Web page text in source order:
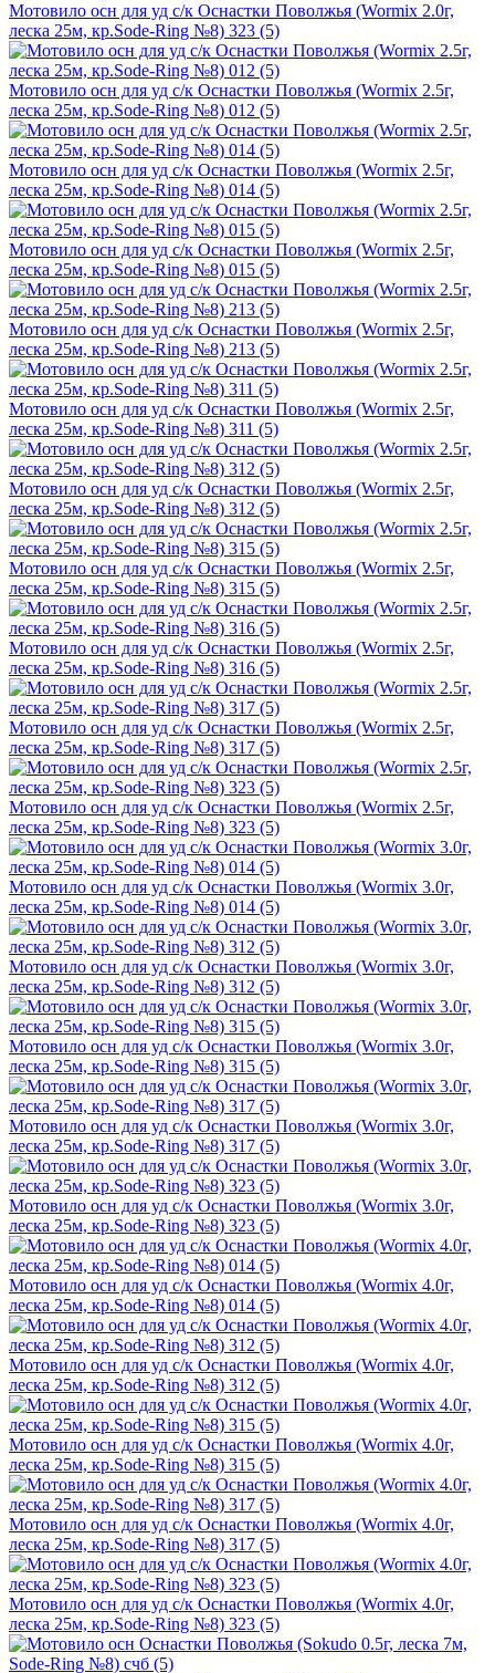
Мотовило осн для уд с/к Оснастки Поволжья (Wormix 2.0г,
леска 25м, кр.Sode-Ring №8) 323 (5)
Мотовило осн для уд с/к Оснастки Поволжья (Wormix 2.5г,
леска 25м, кр.Sode-Ring №8) 012 (5)
Мотовило осн для уд с/к Оснастки Поволжья (Wormix 2.5г,
леска 25м, кр.Sode-Ring №8) 014 (5)
Мотовило осн для уд с/к Оснастки Поволжья (Wormix 2.5г,
леска 25м, кр.Sode-Ring №8) 015 (5)
Мотовило осн для уд с/к Оснастки Поволжья (Wormix 2.5г,
леска 25м, кр.Sode-Ring №8) 213 (5)
Мотовило осн для уд с/к Оснастки Поволжья (Wormix 2.5г,
леска 25м, кр.Sode-Ring №8) 311 (5)
Мотовило осн для уд с/к Оснастки Поволжья (Wormix 2.5г,
леска 25м, кр.Sode-Ring №8) 312 (5)
Мотовило осн для уд с/к Оснастки Поволжья (Wormix 2.5г,
леска 25м, кр.Sode-Ring №8) 315 (5)
Мотовило осн для уд с/к Оснастки Поволжья (Wormix 2.5г,
леска 25м, кр.Sode-Ring №8) 316 (5)
Мотовило осн для уд с/к Оснастки Поволжья (Wormix 2.5г,
леска 25м, кр.Sode-Ring №8) 317 (5)
Мотовило осн для уд с/к Оснастки Поволжья (Wormix 2.5г,
леска 25м, кр.Sode-Ring №8) 323 (5)
Мотовило осн для уд с/к Оснастки Поволжья (Wormix 3.0г,
леска 25м, кр.Sode-Ring №8) 014 (5)
Мотовило осн для уд с/к Оснастки Поволжья (Wormix 3.0г,
леска 25м, кр.Sode-Ring №8) 312 (5)
Мотовило осн для уд с/к Оснастки Поволжья (Wormix 3.0г,
леска 25м, кр.Sode-Ring №8) 315 (5)
Мотовило осн для уд с/к Оснастки Поволжья (Wormix 3.0г,
леска 25м, кр.Sode-Ring №8) 317 (5)
Мотовило осн для уд с/к Оснастки Поволжья (Wormix 3.0г,
леска 25м, кр.Sode-Ring №8) 323 (5)
Мотовило осн для уд с/к Оснастки Поволжья (Wormix 4.0г,
леска 25м, кр.Sode-Ring №8) 014 (5)
Мотовило осн для уд с/к Оснастки Поволжья (Wormix 4.0г,
леска 25м, кр.Sode-Ring №8) 312 (5)
Мотовило осн для уд с/к Оснастки Поволжья (Wormix 4.0г,
леска 25м, кр.Sode-Ring №8) 315 (5)
Мотовило осн для уд с/к Оснастки Поволжья (Wormix 4.0г,
леска 25м, кр.Sode-Ring №8) 317 (5)
Мотовило осн для уд с/к Оснастки Поволжья (Wormix 4.0г,
леска 25м, кр.Sode-Ring №8) 323 (5)